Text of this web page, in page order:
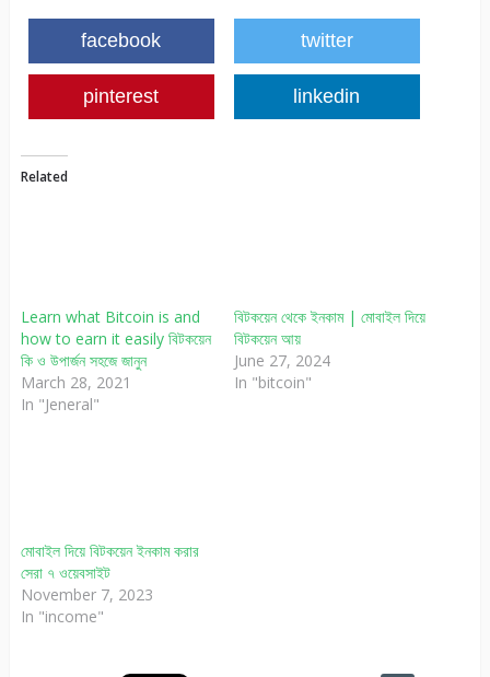
facebook twitter
pinterest linkedin
Related
Learn what Bitcoin is and
how to earn it easily বিটকয়েন
কি ও উপার্জন সহজে জানুন
March 28, 2021
In "Jeneral"
বিটকয়েন থেকে ইনকাম | মোবাইল দিয়ে
বিটকয়েন আয়
June 27, 2024
In "bitcoin"
মোবাইল দিয়ে বিটকয়েন ইনকাম করার
সেরা ৭ ওয়েবসাইট
November 7, 2023
In "income"